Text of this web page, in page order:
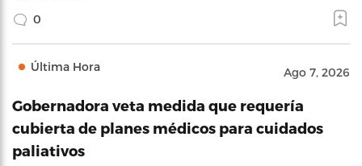
0
Última Hora Ago 7, 2026
Gobernadora veta medida que requería
cubierta de planes médicos para cuidados
paliativos